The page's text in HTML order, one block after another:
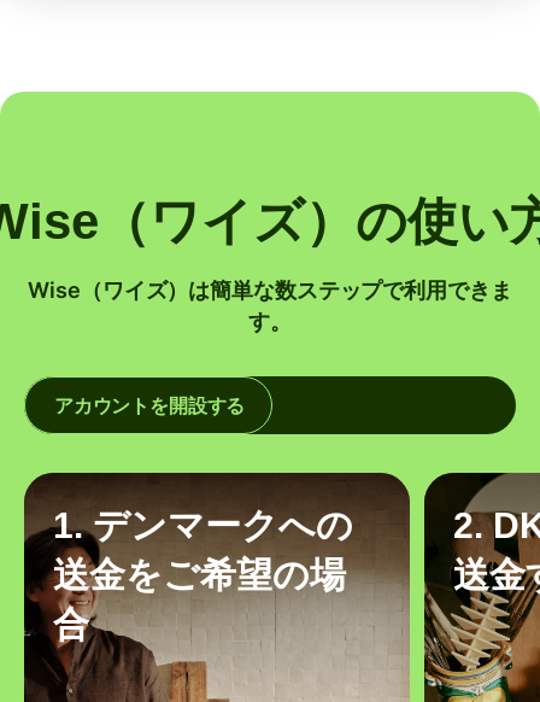
（ワイズ）の使い
Wise（ワイズ）は簡単な数ステップで利用できま
す。
アカウントを開設する
1. デンマークへの
送金をご希望の場
合
2.
送金